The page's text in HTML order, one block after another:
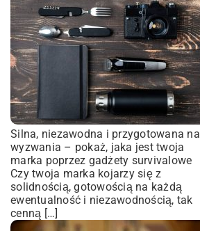
Silna, niezawodna i przygotowana na
wyzwania – pokaż, jaka jest twoja
marka poprzez gadżety survivalowe
Czy twoja marka kojarzy się z
solidnością, gotowością na każdą
ewentualność i niezawodnością, tak
cenną […]